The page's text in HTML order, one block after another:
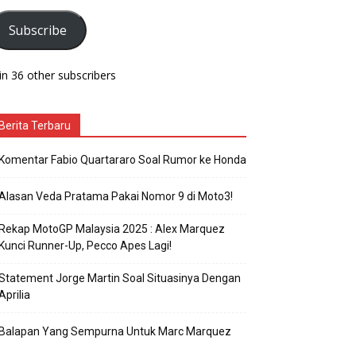
Subscribe
36 other subscribers
Terbaru
Fabio Quartararo Soal Rumor ke Honda
Veda Pratama Pakai Nomor 9 di Moto3!
MotoGP Malaysia 2025 : Alex Marquez
Runner-Up, Pecco Apes Lagi!
Jorge Martin Soal Situasinya Dengan
Yang Sempurna Untuk Marc Marquez